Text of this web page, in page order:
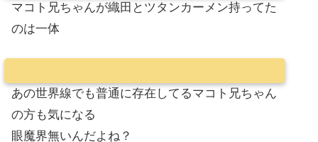
マコト兄ちゃんが織田とツタンカーメン持ってた
のは一体
あの世界線でも普通に存在してるマコト兄ちゃん
の方も気になる
眼魔界無いんだよね？